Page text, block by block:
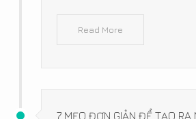
Read More
7 MẸO ĐƠN GIẢN ĐỂ TẠO RA